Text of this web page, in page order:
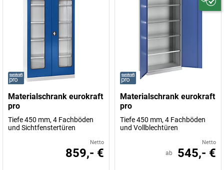
Materialschrank eurokraft
pro
Tiefe 450 mm, 4 Fachböden
und Sichtfenstertüren
Netto
859,- €
Materialschrank eurokraft
pro
Tiefe 450 mm, 4 Fachböden
und Vollblechtüren
Netto
ab 545,- €